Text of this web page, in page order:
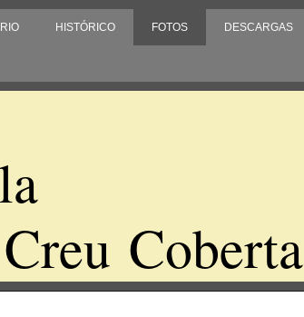
HISTÓRICO FOTOS DESCARGAS
Coberta